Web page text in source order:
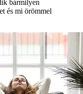
tonnás
segít önnek Kis
örömmel